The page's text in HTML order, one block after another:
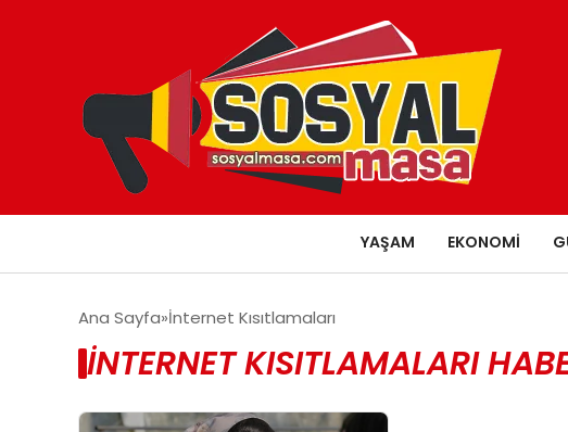
YAŞAM EKONOMI
Ana Sayfa İnternet Kısıtlamaları
İNTERNET KISITLAMALARI